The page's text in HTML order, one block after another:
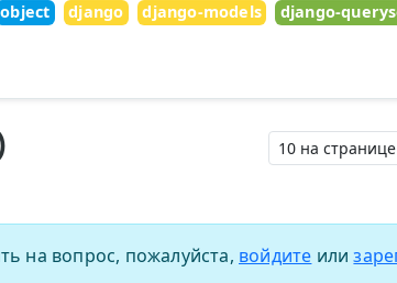
object django django-models django-
на вопрос, пожалуйста, войдите или